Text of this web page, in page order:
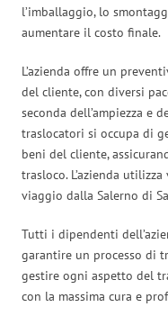
l’imballaggio, lo
aumentare il costo finale.
L’azienda offre un
del cliente, con diversi
seconda dell’ampiezza e
traslocatori si occupa di
beni del cliente,
trasloco. L’azienda
viaggio dalla Salerno di
Tutti i dipendenti
garantire un processo di
gestire ogni aspetto del
con la massima cura e